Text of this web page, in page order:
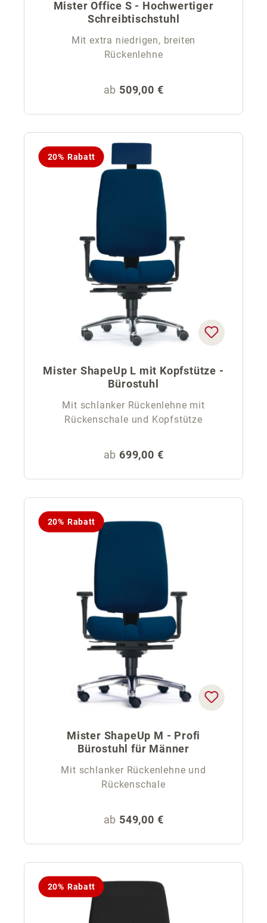
Mister Office S - Hochwertiger
Schreibtischstuhl
Mit extra niedrigen, breiten
Rückenlehne
Regulärer Preis:
ab 509,00 €
20% Rabatt
Mister ShapeUp L mit Kopfstütze -
Bürostuhl
Mit schlanker Rückenlehne mit
Rückenschale und Kopfstütze
Regulärer Preis:
ab 699,00 €
20% Rabatt
Mister ShapeUp M - Profi
Bürostuhl für Männer
Mit schlanker Rückenlehne und
Rückenschale
Regulärer Preis:
ab 549,00 €
20% Rabatt